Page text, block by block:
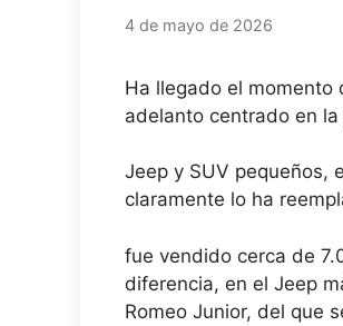
4 de mayo de 2026
Ha llegado el momento
adelanto centrado en
Jeep y SUV pequeños,
claramente lo ha
fue vendido cerca de
diferencia, en el Jeep
Romeo Junior, del que